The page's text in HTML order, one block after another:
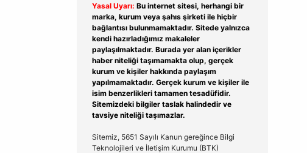
Yasal Uyarı: Bu internet sitesi, herhangi bir
marka, kurum veya şahıs şirketi ile hiçbir
bağlantısı bulunmamaktadır. Sitede yalnızca
kendi hazırladığımız makaleler
paylaşılmaktadır. Burada yer alan içerikler
haber niteliği taşımamakta olup, gerçek
kurum ve kişiler hakkında paylaşım
yapılmamaktadır. Gerçek kurum ve kişiler ile
isim benzerlikleri tamamen tesadüfidir.
Sitemizdeki bilgiler taslak halindedir ve
tavsiye niteliği taşımazlar.
Sitemiz, 5651 Sayılı Kanun gereğince Bilgi
Teknolojileri ve İletişim Kurumu (BTK)